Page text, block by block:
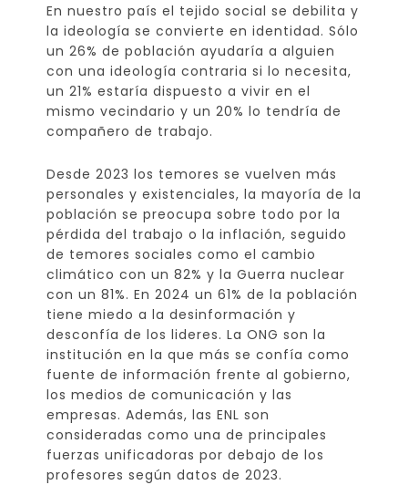
En nuestro país el tejido social se debilita y
la ideología se convierte en identidad. Sólo
un 26% de población ayudaría a alguien
con una ideología contraria si lo necesita,
un 21% estaría dispuesto a vivir en el
mismo vecindario y un 20% lo tendría de
compañero de trabajo.
Desde 2023 los temores se vuelven más
personales y existenciales, la mayoría de la
población se preocupa sobre todo por la
pérdida del trabajo o la inflación, seguido
de temores sociales como el cambio
climático con un 82% y la Guerra nuclear
con un 81%. En 2024 un 61% de la población
tiene miedo a la desinformación y
desconfía de los lideres. La ONG son la
institución en la que más se confía como
fuente de información frente al gobierno,
los medios de comunicación y las
empresas. Además, las ENL son
consideradas como una de principales
fuerzas unificadoras por debajo de los
profesores según datos de 2023.